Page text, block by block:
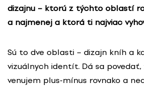
dizajnu – ktorú z týchto oblastí
a najmenej a ktorá ti najviac
Sú to dve oblasti – dizajn kníh a
vizuálnych identít. Dá sa
venujem plus-mínus rovnako a